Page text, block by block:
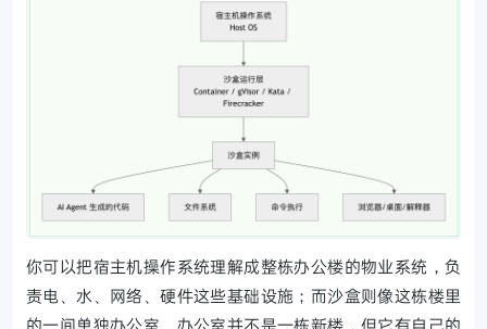
你可以把宿主机操作系统理解成整栋办公楼的物业系统，负
责电、水、网络、硬件这些基础设施；而沙盒则像这栋楼里